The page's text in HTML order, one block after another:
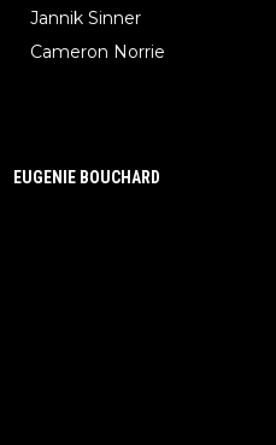
Jannik Sinner
Cameron Norrie
EUGENIE BOUCHARD